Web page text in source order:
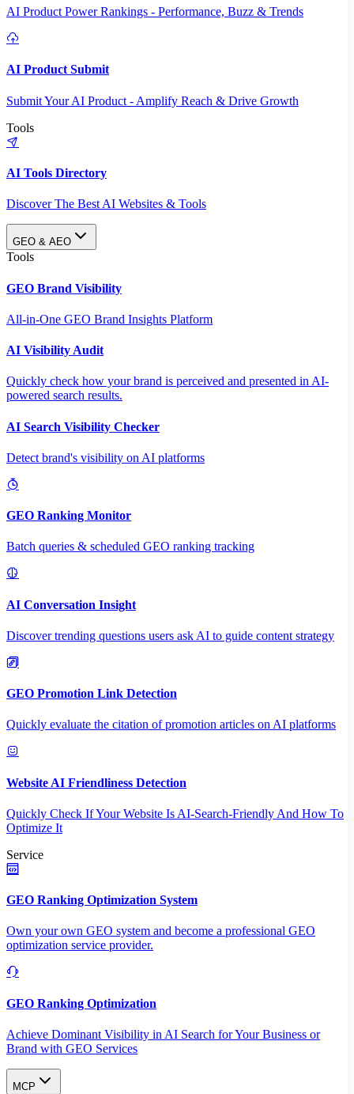
AI Product Power Rankings - Performance, Buzz & Trends
AI Product Submit
Submit Your AI Product - Amplify Reach & Drive Growth
Tools
AI Tools Directory
Discover The Best AI Websites & Tools
GEO & AEO
Tools
GEO Brand Visibility
All-in-One GEO Brand Insights Platform
AI Visibility Audit
Quickly check how your brand is perceived and presented in AI-
powered search results.
AI Search Visibility Checker
Detect brand's visibility on AI platforms
GEO Ranking Monitor
Batch queries & scheduled GEO ranking tracking
AI Conversation Insight
Discover trending questions users ask AI to guide content strategy
GEO Promotion Link Detection
Quickly evaluate the citation of promotion articles on AI platforms
Website AI Friendliness Detection
Quickly Check If Your Website Is AI-Search-Friendly And How To
Optimize It
Service
GEO Ranking Optimization System
Own your own GEO system and become a professional GEO
optimization service provider.
GEO Ranking Optimization
Achieve Dominant Visibility in AI Search for Your Business or
Brand with GEO Services​
MCP